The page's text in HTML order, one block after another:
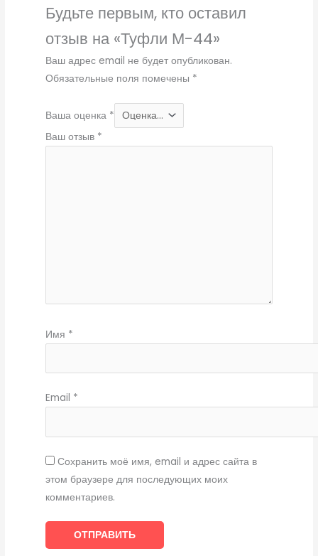
Будьте первым, кто оставил
отзыв на «Туфли М-44»
Ваш адрес email не будет опубликован.
Обязательные поля помечены *
Ваша оценка *
Ваш отзыв *
Имя *
Email *
Сохранить моё имя, email и адрес сайта в
этом браузере для последующих моих
комментариев.